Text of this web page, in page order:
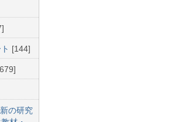
[144]
の研究